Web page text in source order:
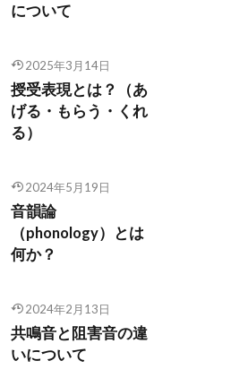
について
2025年3月14日
授受表現とは？（あ
げる・もらう・くれ
る）
2024年5月19日
音韻論
（phonology）とは
何か？
2024年2月13日
共鳴音と阻害音の違
いについて